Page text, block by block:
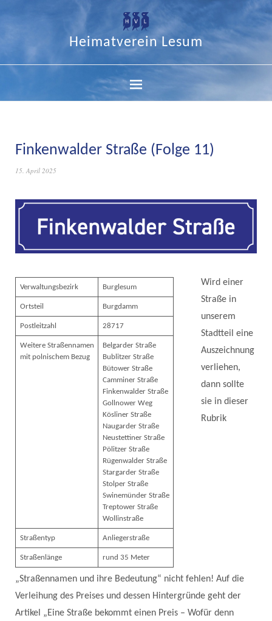
Heimatverein Lesum
Finkenwalder Straße (Folge 11)
15. April 2025
Verwaltungsbezirk Burglesum
Ortsteil Burgdamm
Postleitzahl 28717
Weitere Straßennamen
mit polnischem Bezug
Belgarder Straße
Bublitzer Straße
Bütower Straße
Camminer Straße
Finkenwalder Straße
Gollnower Weg
Kösliner Straße
Naugarder Straße
Neustettiner Straße
Pölitzer Straße
Rügenwalder Straße
Stargarder Straße
Stolper Straße
Swinemünder Straße
Treptower Straße
Wollinstraße
Straßentyp Anliegerstraße
Straßenlänge rund 35 Meter
Wird einer
Straße in
unserem
Stadtteil eine
Auszeichnung
verliehen,
dann sollte
sie in dieser
Rubrik
„Straßennamen und ihre Bedeutung“ nicht fehlen! Auf die
Verleihung des Preises und dessen Hintergründe geht der
Artikel „Eine Straße bekommt einen Preis – Wofür denn